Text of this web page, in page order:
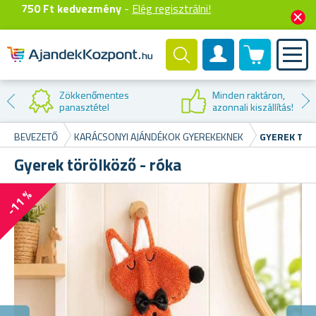
750 Ft kedvezmény - Elég regisztrálni!
Felhasználók fiók
0 termék
Zökkenőmentes
panasztétel
Minden raktáron,
azonnali kiszállítás!
BEVEZETŐ
KARÁCSONYI AJÁNDÉKOK GYEREKEKNEK GYEREK
Gyerek törölköző - róka
-11 %